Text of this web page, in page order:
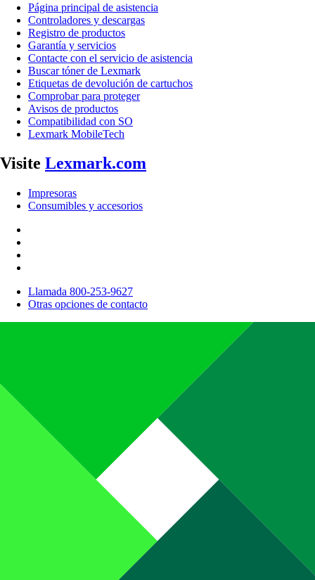
Página principal de asistencia
Controladores y descargas
Registro de productos
Garantía y servicios
Contacte con el servicio de asistencia
Buscar tóner de Lexmark
Etiquetas de devolución de cartuchos
Comprobar para proteger
Avisos de productos
Compatibilidad con SO
Lexmark MobileTech
Visite Lexmark.com
Impresoras
Consumibles y accesorios
Llamada 800-253-9627
Otras opciones de contacto